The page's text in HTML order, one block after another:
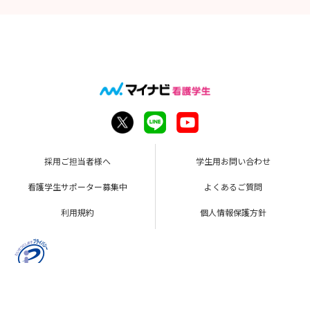
採用ご担当者様へ 学生用お問い合わせ
看護学生サポーター募集中 よくあるご質問
利用規約 個人情報保護方針